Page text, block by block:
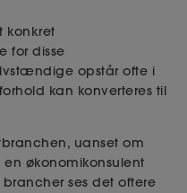
konkret
for disse
opstår ofte i
kan konverteres til
uanset om
en økonomikonsulent
brancher ses det oftere